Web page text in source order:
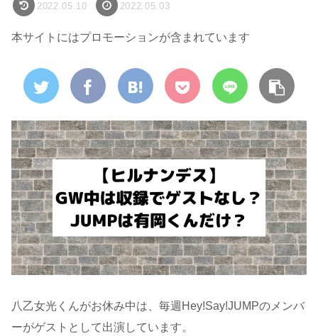
2022.05.10 2022.05.03
本サイトにはプロモーションが含まれています
八乙女光くんがお休み中は、毎週Hey!Say!JUMPのメンバ
ーがゲストとして出演しています。